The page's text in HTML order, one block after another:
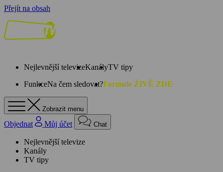
Přejít na obsah
Nejlevnější televizeKanályTV tipy
FunkceNa čem sledovat?Formule ŽIVĚ ZDE
Zobrazit menu
Objednat Můj účet Chat
Nejlevnější televize
Kanály
TV tipy